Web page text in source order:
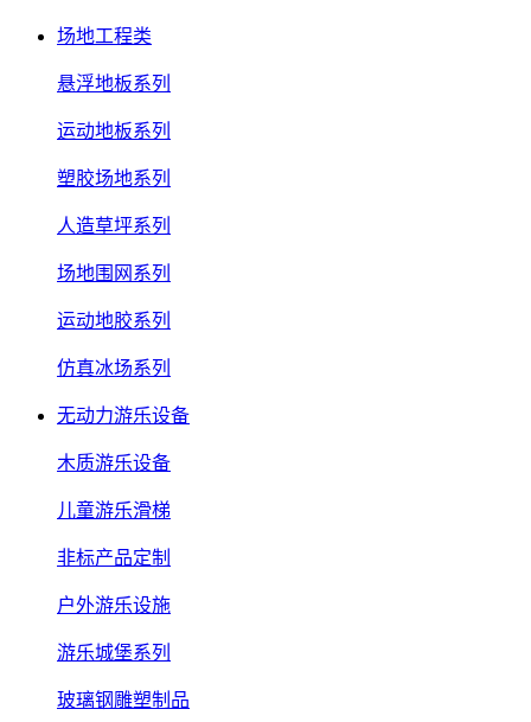
场地工程类
悬浮地板系列
运动地板系列
塑胶场地系列
人造草坪系列
场地围网系列
运动地胶系列
仿真冰场系列
无动力游乐设备
木质游乐设备
儿童游乐滑梯
非标产品定制
户外游乐设施
游乐城堡系列
玻璃钢雕塑制品